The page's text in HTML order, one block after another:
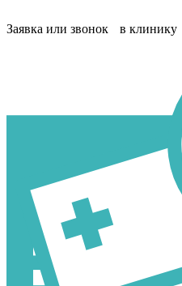
Заявка или звонок в клинику